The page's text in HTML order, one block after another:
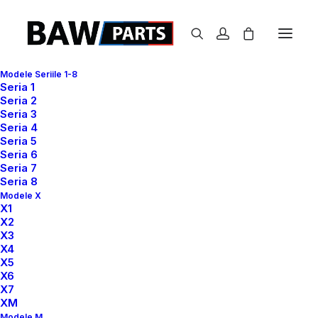
Modele Seriile 1-8
Seria 1
Seria 2
Seria 3
Seria 4
Seria 5
Seria 6
Seria 7
Seria 8
Modele X
X1
X2
X3
X4
X5
X6
X7
XM